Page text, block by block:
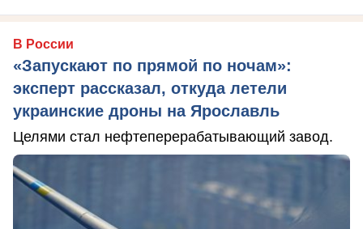
В России
«Запускают по прямой по ночам»:
эксперт рассказал, откуда летели
украинские дроны на Ярославль
Целями стал нефтеперерабатывающий завод.